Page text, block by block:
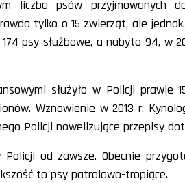
liczba psów przyjmowanych
tylko o 15 zwierząt, ale
psy służbowe, a nabyto 94, w
służyło w Policji prawie
Wznowienie w 2013 r.
Policji nowelizujące przepisy
Policji od zawsze. Obecnie
to psy patrolowo-tropiące.